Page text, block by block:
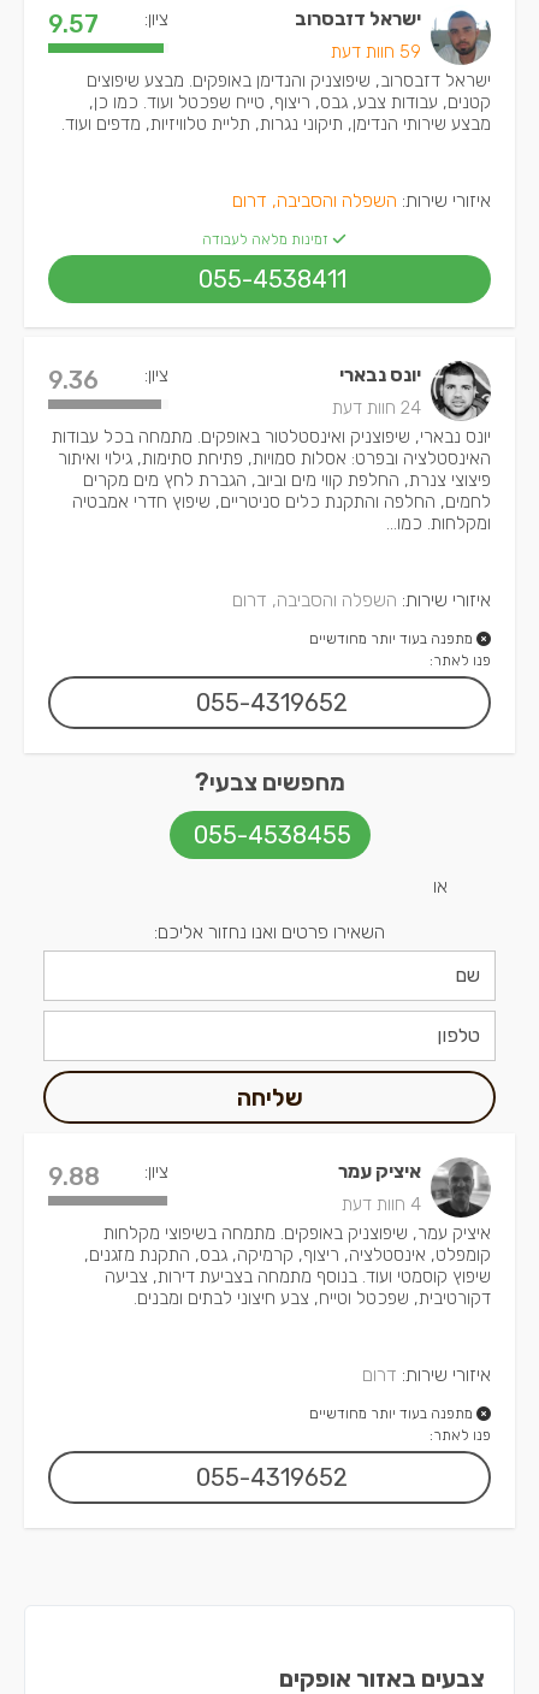
ישראל דזבסרוב
59 חוות דעת
ציון: 9.57
ישראל דזבסרוב, שיפוצניק והנדימן באופקים. מבצע שיפוצים
קטנים, עבודות צבע, גבס, ריצוף, טייח שפכטל ועוד. כמו כן,
מבצע שירותי הנדימן, תיקוני נגרות, תליית טלוויזיות, מדפים ועוד.
איזורי שירות: השפלה והסביבה, דרום
זמינות מלאה לעבודה
055-4538411
יונס נבארי
24 חוות דעת
ציון: 9.36
יונס נבארי, שיפוצניק ואינסטלטור באופקים. מתמחה בכל עבודות
האינסטלציה ובפרט: אסלות סמויות, פתיחת סתימות, גילוי ואיתור
פיצוצי צנרת, החלפת קווי מים וביוב, הגברת לחץ מים מקרים
לחמים, החלפה והתקנת כלים סניטריים, שיפוץ חדרי אמבטיה
ומקלחות. כמו...
איזורי שירות: השפלה והסביבה, דרום
מתפנה בעוד יותר מחודשיים
פנו לאתר:
055-4319652
מחפשים צבעי?
055-4538455
או
השאירו פרטים ואנו נחזור אליכם:
שליחה
איציק עמר
4 חוות דעת
ציון: 9.88
איציק עמר, שיפוצניק באופקים. מתמחה בשיפוצי מקלחות
קומפלט, אינסטלציה, ריצוף, קרמיקה, גבס, התקנת מזגנים,
שיפוץ קוסמטי ועוד. בנוסף מתמחה בצביעת דירות, צביעה
דקורטיבית, שפכטל וטייח, צבע חיצוני לבתים ומבנים.
איזורי שירות: דרום
מתפנה בעוד יותר מחודשיים
פנו לאתר:
055-4319652
צבעים באזור אופקים